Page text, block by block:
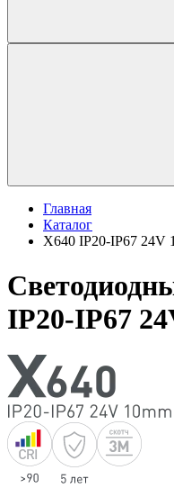
Главная
Каталог
X640 IP20-IP67 24V
IP20-IP67